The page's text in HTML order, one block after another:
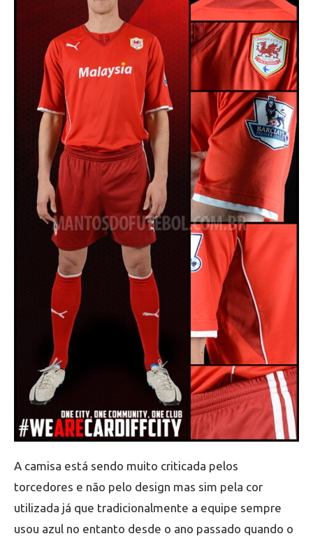
A camisa está sendo muito criticada pelos
torcedores e não pelo design mas sim pela cor
utilizada já que tradicionalmente a equipe sempre
usou azul no entanto desde o ano passado quando o